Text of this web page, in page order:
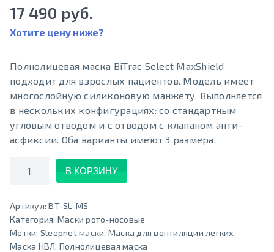
17 490 руб.
Хотите цену ниже?
Полнолицевая маска BiTrac Select MaxShield
подходит для взрослых пациентов. Модель имеет
многослойную силиконовую манжету. Выполняется
в нескольких конфигурациях: со стандартным
угловым отводом и с отводом с клапаном анти-
асфиксии. Оба варианты имеют 3 размера.
Количество
В КОРЗИНУ
Артикул:BT-SL-MS
Категория: Маски рото-носовые
Метки: Sleepnet маски, Маска для вентиляции легких,
Маска НВЛ, Полнолицевая маска